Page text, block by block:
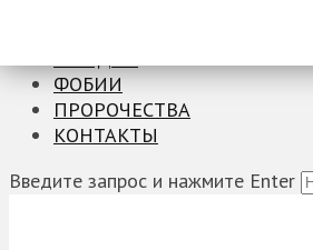
ФОБИИ
ПРОРОЧЕСТВА
КОНТАКТЫ
Введите запрос и нажмите Enter